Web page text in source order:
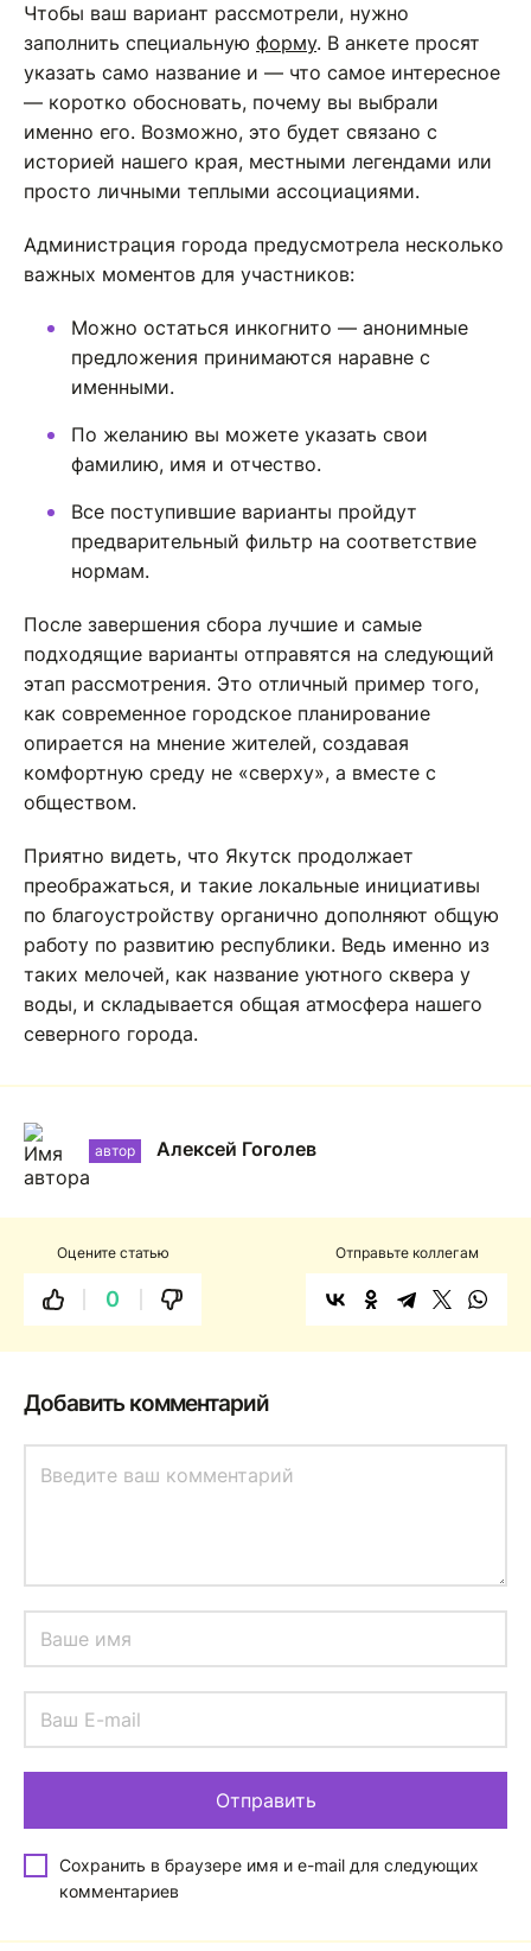
Чтобы ваш вариант рассмотрели, нужно
заполнить специальную форму. В анкете просят
указать само название и — что самое интересное
— коротко обосновать, почему вы выбрали
именно его. Возможно, это будет связано с
историей нашего края, местными легендами или
просто личными теплыми ассоциациями.
Администрация города предусмотрела несколько
важных моментов для участников:
Можно остаться инкогнито — анонимные
предложения принимаются наравне с
именными.
По желанию вы можете указать свои
фамилию, имя и отчество.
Все поступившие варианты пройдут
предварительный фильтр на соответствие
нормам.
После завершения сбора лучшие и самые
подходящие варианты отправятся на следующий
этап рассмотрения. Это отличный пример того,
как современное городское планирование
опирается на мнение жителей, создавая
комфортную среду не «сверху», а вместе с
обществом.
Приятно видеть, что Якутск продолжает
преображаться, и такие локальные инициативы
по благоустройству органично дополняют общую
работу по развитию республики. Ведь именно из
таких мелочей, как название уютного сквера у
воды, и складывается общая атмосфера нашего
северного города.
автор Алексей Гоголев
Оцените статью
0
Отправьте коллегам
Добавить комментарий
Сохранить в браузере имя и e-mail для следующих
комментариев